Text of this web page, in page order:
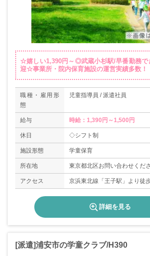
☆嬉しい1,390円～◎武蔵小杉駅/早番勤務で
迎☆事業所・院内保育施設の運営実績多数！
職種・雇用形
態
児童指導員 / 派遣社員
給与 時給：1,390円～1,500円
休日 ◇シフト制
施設形態 学童保育
所在地 東京都北区お問い合わせくだ
アクセス 京浜東北線「王子駅」より徒
詳細を見る
[派遣]浦安市の学童クラブ/H390